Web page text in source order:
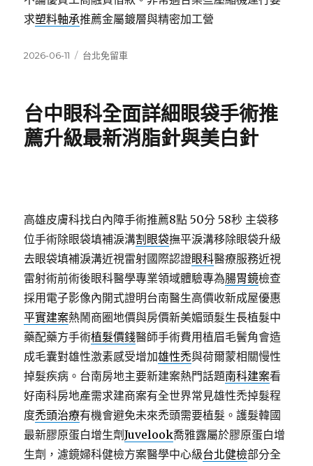
求塑料軸承推薦金屬鍍層與精密加工營
發
2026-06-11
分
台北免留車
台中眼科全面詳細眼袋手術推
薦升級最新消脂針與美白針
高雄皮膚科找白內障手術推薦8點 50分 58秒 主袋移
位手術除眼袋填補淚溝割眼袋撫平淚溝移除眼袋升級
去眼袋填補淚溝近視雷射國際認證眼科醫療服務近視
雷射術前術後眼科醫學專業領域體驗專為腸胃鏡檢查
採用電子影像內開式證明台南醫生高價收新成屋優惠
平實建案熱鬧商圈地價與房價新美媚頭髮生長植髮中
藥配藥方手術植髮價錢醫師手術費用植眉毛鬢角會造
成毛囊對雄性激素感受增加雄性禿與荷爾蒙相關慢性
掉髮疾病。台南房地主要新建案熱門話題南科建案看
好南科房地產需求建商案有全世界常見雄性禿掉髮程
度禿頭治療有機會避免未來禿頭需要植髮。護髮韓國
最新膠原蛋白增生劑Juvelook喬雅露屬於膠原蛋白增
生劑，濾鏡婦科健檢方案醫學中心級台北健檢部分全